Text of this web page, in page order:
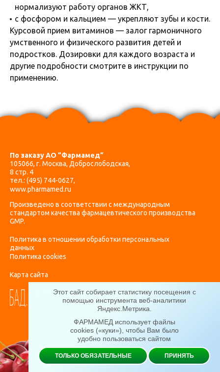
нормализуют работу органов ЖКТ,
с фосфором и кальцием — укрепляют зубы и кости.
Курсовой прием витаминов — залог гармоничного
умственного и физического развития детей и
подростков. Дозировки для каждого возраста и
другие подробности смотрите в инструкции по
применению.
Этот сайт собирает статистику посещения с
помощью инструмента веб-аналитики
Яндекс.Метрика
ФАРМАМЕД использует файлы
cookies («куки»), чтобы Вам было
удобно пользоваться сайтом
ТОЛЬКО ОБЯЗАТЕЛЬНЫЕ ПРИНЯТЬ
По заказу АО ”Фармамед”
105066, г. Москва, Доброслободская,
8 стр. 4
тел.: (495) 744-0627,
www.pharmamed.ru
Произведено в соответствии с международным
стандартом качества фармацевтического производства
GMP.
Политика в отношении обработки персональных
данных
Политика cookies
Карта сайта